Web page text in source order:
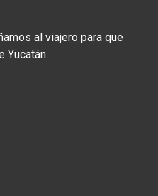
al viajero para que
Yucatán.